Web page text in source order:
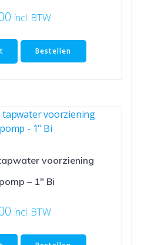
incl. BTW
Bestellen
voorziening
– 1″ Bi
incl. BTW